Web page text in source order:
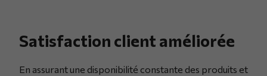
Satisfaction client améliorée
En assurant une disponibilité constante des produits et